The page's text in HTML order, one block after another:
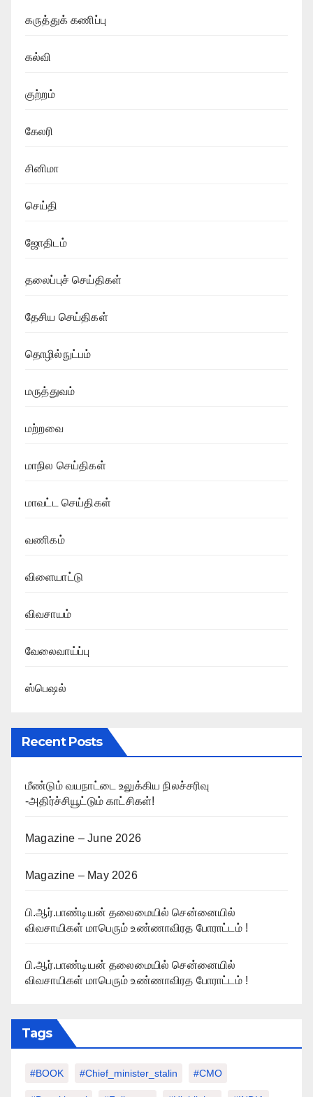
கருத்துக் கணிப்பு
கல்வி
குற்றம்
கேலரி
சினிமா
செய்தி
ஜோதிடம்
தலைப்புச் செய்திகள்
தேசிய செய்திகள்
தொழில்நுட்பம்
மருத்துவம்
மற்றவை
மாநில செய்திகள்
மாவட்ட செய்திகள்
வணிகம்
விளையாட்டு
விவசாயம்
வேலைவாய்ப்பு
ஸ்பெஷல்
Recent Posts
மீண்டும் வயநாட்டை உலுக்கிய நிலச்சரிவு
-அதிர்ச்சியூட்டும் காட்சிகள்!
Magazine – June 2026
Magazine – May 2026
பி.ஆர்.பாண்டியன் தலைமையில் சென்னையில்
விவசாயிகள் மாபெரும் உண்ணாவிரத போராட்டம் !
பி.ஆர்.பாண்டியன் தலைமையில் சென்னையில்
விவசாயிகள் மாபெரும் உண்ணாவிரத போராட்டம் !
Tags
#BOOK #chief_minister_stalin #CMO